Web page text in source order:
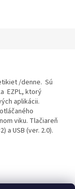
/denne. Sú
EZPL, ktorý
aplikácii.
viku. Tlačiareň
a USB (ver. 2.0).